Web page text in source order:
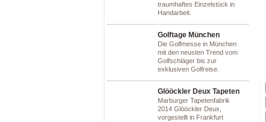
traumhaftes Einzelstück in
Handarbeit.
Golftage München
Die Golfmesse in München
mit den neusten Trend vom
Golfschläger bis zur
exklusiven Golfreise.
Glööckler Deux Tapeten
Marburger Tapetenfabrik
2014 Glööckler Deux,
vorgestellt in Frankfurt